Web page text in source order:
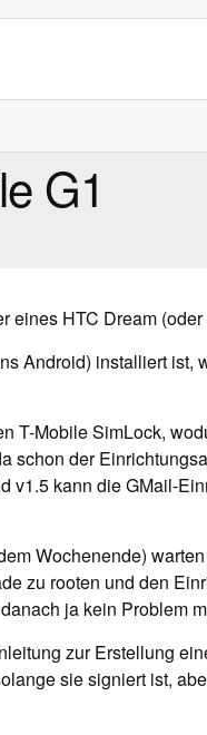
G1
HTC Dream
Android) installiert
T-Mobile SimLock,
schon der
v1.5 kann die GMail-
Wochenende)
zu rooten und den
ja kein Problem
zur Erstellung
sie signiert ist,